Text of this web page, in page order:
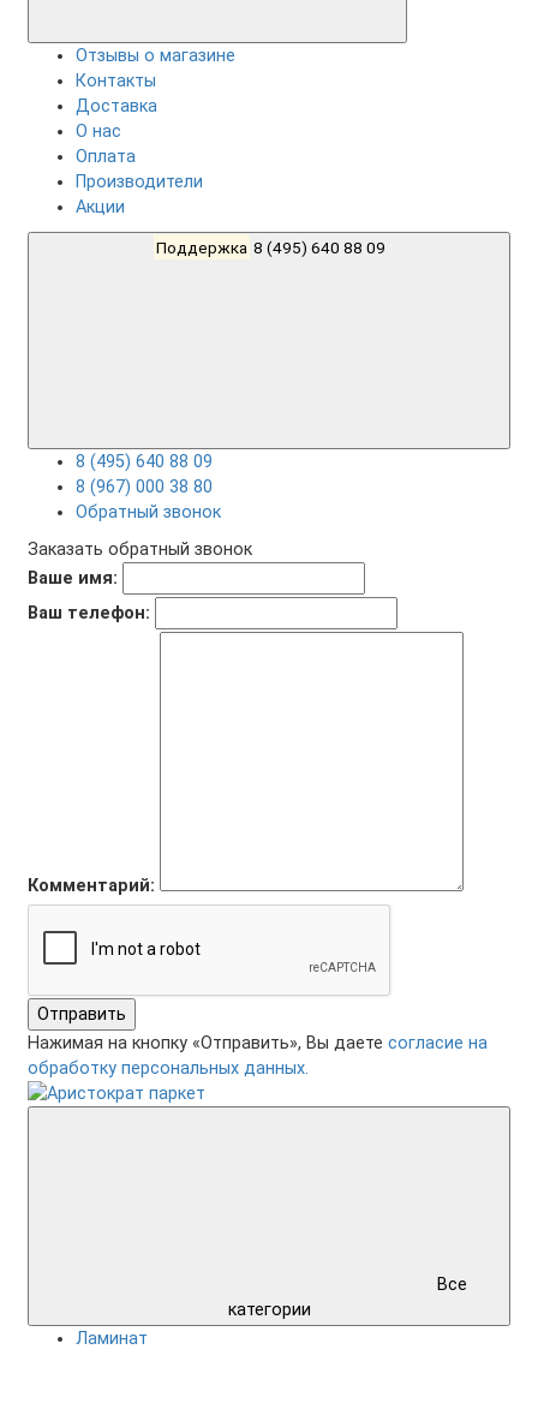
Отзывы о магазине
Контакты
Доставка
О нас
Оплата
Производители
Акции
Поддержка
8 (495) 640 88 09
8 (967) 000 38 80
Обратный звонок
Заказать обратный звонок
Ваше имя:
Ваш телефон:
Комментарий:
Отправить
Нажимая на кнопку «Отправить», Вы даете согласие на
обработку персональных данных.
Все
категории
Ламинат